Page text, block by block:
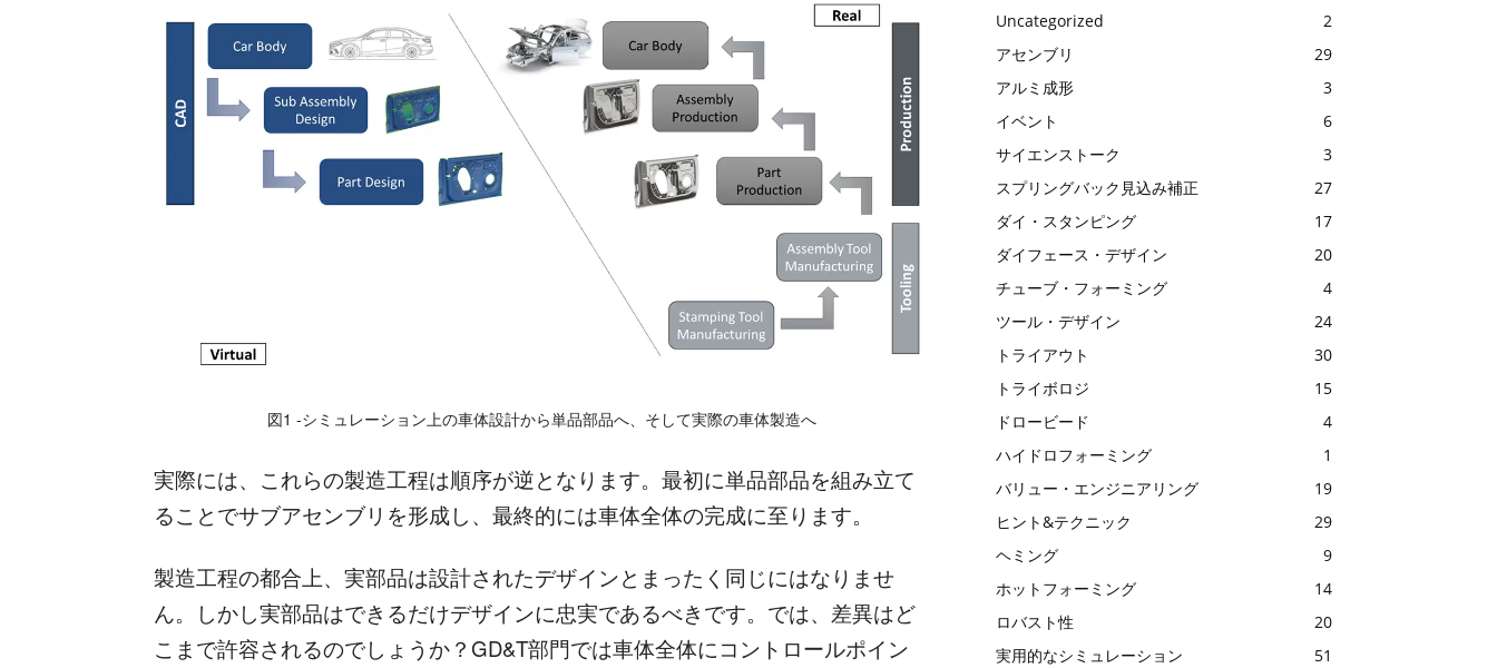
図1 -シミュレーション上の車体設計から単品部品へ、そして実際の車体製造へ
実際には、これらの製造工程は順序が逆となります。最初に単品部品を組み立て
ることでサブアセンブリを形成し、最終的には車体全体の完成に至ります。
製造工程の都合上、実部品は設計されたデザインとまったく同じにはなりませ
ん。しかし実部品はできるだけデザインに忠実であるべきです。では、差異はど
こまで許容されるのでしょうか？GD&T部門では車体全体にコントロールポイン
Uncategorized
2
アセンブリ
29
アルミ成形
3
イベント
6
サイエンストーク
3
スプリングバック見込み補正
27
ダイ・スタンピング
17
ダイフェース・デザイン
20
チューブ・フォーミング
4
ツール・デザイン
24
トライアウト
30
トライボロジ
15
ドロービード
4
ハイドロフォーミング
1
バリュー・エンジニアリング
19
ヒント&テクニック
29
ヘミング
9
ホットフォーミング
14
ロバスト性
20
実用的なシミュレーション
51